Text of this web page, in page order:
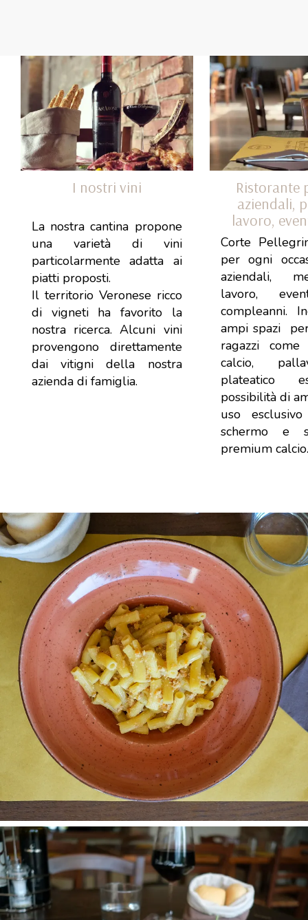
I nostri vini
La nostra cantina propone
una varietà di vini
particolarmente adatta ai
piatti proposti.
Il territorio Veronese ricco
di vigneti ha favorito la
nostra ricerca. Alcuni vini
provengono direttamente
dai vitigni della nostra
azienda di famiglia.
Ristorante
aziendali,
lavoro,
Corte
per ogni
aziendali,
lavoro,
compleanni.
ampi spazi
ragazzi
calcio,
plateatico
possibilità di
uso
schermo e
premium calcio.